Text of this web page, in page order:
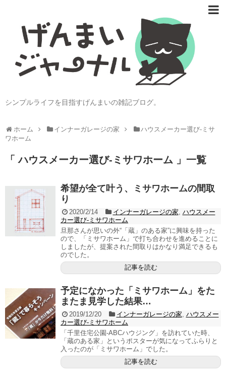
シンプルライフを目指すげんまいの雑記ブログ。
ホーム インナーガレージの家
ハウスメーカー選び-ミサ
ワホーム
「 ハウスメーカー選び-ミサワホーム 」一覧
希望が全て叶う、ミサワホームの間取
り
2020/2/14 インナーガレージの家 ハウスメー
カー選び-ミサワホーム
旦那さんが思いの外“「蔵」のある家”に興味を持った
ので、「ミサワホーム」で打ち合わせを進めることに
しましたが、提案された間取りはかなり満足できるも
のでした。
記事を読む
予定になかった「ミサワホーム」をた
またま見学した結果…
2019/12/20 インナーガレージの家 ハウスメー
カー選び-ミサワホーム
「千里住宅公園-ABCハウジング」を訪れていた時、
「蔵のある家」というポスターが気になってふらりと
入ったのが「ミサワホーム」でした。
記事を読む